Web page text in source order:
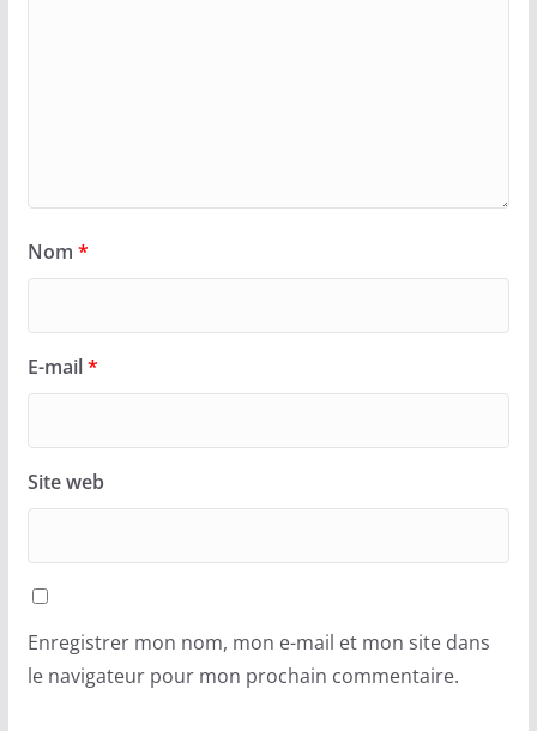
Nom *
E-mail*
Site web
Enregistrer mon nom, mon e-mail et mon site dans
le navigateur pour mon prochain commentaire.